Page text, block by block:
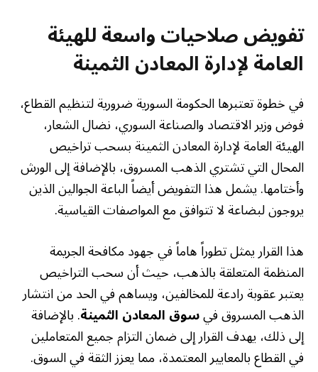
تفويض صلاحيات واسعة للهيئة
العامة لإدارة المعادن الثمينة
في خطوة تعتبرها الحكومة السورية ضرورية لتنظيم القطاع،
فوض وزير الاقتصاد والصناعة السوري، نضال الشعار،
الهيئة العامة لإدارة المعادن الثمينة بسحب تراخيص
المحال التي تشتري الذهب المسروق، بالإضافة إلى الورش
وأختامها. يشمل هذا التفويض أيضاً الباعة الجوالين الذين
يروجون لبضاعة لا تتوافق مع المواصفات القياسية.
هذا القرار يمثل تطوراً هاماً في جهود مكافحة الجريمة
المنظمة المتعلقة بالذهب، حيث أن سحب التراخيص
يعتبر عقوبة رادعة للمخالفين، ويساهم في الحد من انتشار
الذهب المسروق فيسوق المعادن الثمينة. بالإضافة
إلى ذلك، يهدف القرار إلى ضمان التزام جميع المتعاملين
في القطاع بالمعايير المعتمدة، مما يعزز الثقة في السوق.